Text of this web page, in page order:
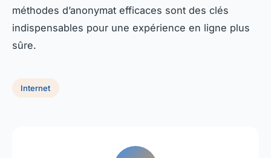
méthodes d’anonymat efficaces sont des clés
indispensables pour une expérience en ligne plus
sûre.
Internet